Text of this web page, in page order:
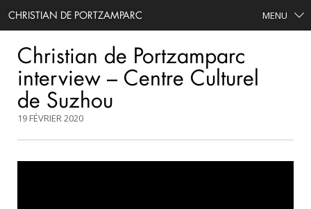
CHRISTIAN DE PORTZAMPARC MENU
Christian de Portzamparc
interview – Centre Culturel
de Suzhou
19 FÉVRIER 2020